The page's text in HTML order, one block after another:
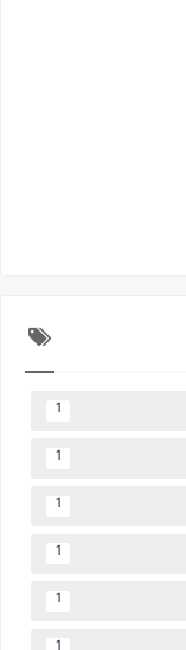
1
1
1
1
1